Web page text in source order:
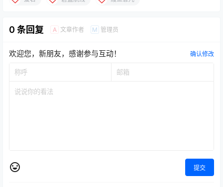
0 条回复 A 文章作者 M 管理员
欢迎您，新朋友，感谢参与互动！ 确认修改
提交